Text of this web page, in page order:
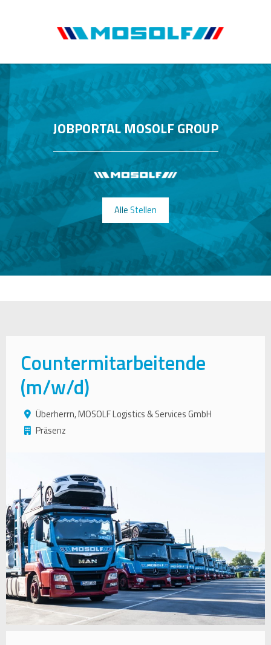
JOBPORTAL MOSOLF GROUP
Alle Stellen
Countermitarbeitende
(m/w/d)
Überherrn, MOSOLF Logistics & Services GmbH
Präsenz